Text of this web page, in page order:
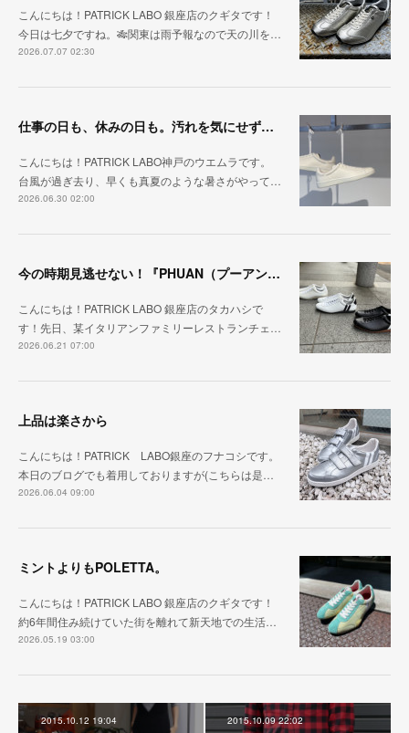
こんにちは！PATRICK LABO 銀座店のクギタです！
今日は七夕ですね。🎋関東は雨予報なので天の川を…
2026.07.07 02:30
仕事の日も、休みの日も。汚れを気にせず毎日履ける『PUNCH-WP_WHT』
こんにちは！PATRICK LABO神戸のウエムラです。
台風が過ぎ去り、早くも真夏のような暑さがやって…
2026.06.30 02:00
今の時期見逃せない！『PHUAN（プーアン）』
こんにちは！PATRICK LABO 銀座店のタカハシで
す！先日、某イタリアンファミリーレストランチェ…
2026.06.21 07:00
上品は楽さから
こんにちは！PATRICK LABO銀座のフナコシです。
本日のブログでも着用しておりますが(こちらは是…
2026.06.04 09:00
ミントよりもPOLETTA。
こんにちは！PATRICK LABO 銀座店のクギタです！
約6年間住み続けていた街を離れて新天地での生活…
2026.05.19 03:00
2015.10.12 19:04 2015.10.09 22:02